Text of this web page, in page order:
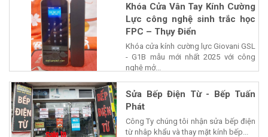
Khóa Cửa Vân Tay Kính Cường
Lực công nghệ sinh trắc học
FPC – Thụy Điển
Khóa cửa kính cường lực Giovani GSL
- G1B mẫu mới nhất 2025 với công
nghệ mở...
Sửa Bếp Điện Từ - Bếp Tuấn
Phát
Công Ty chúng tôi nhận sửa bếp điện
từ nhâp khẩu và thay mặt kính bếp...